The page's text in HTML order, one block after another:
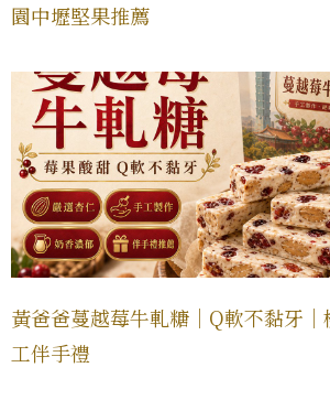
園中壢堅果推薦
黃爸爸蔓越莓牛軋糖｜Q軟不黏牙
工伴手禮